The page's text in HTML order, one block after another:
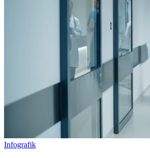
Infografik